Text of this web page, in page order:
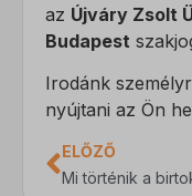
az Újváry Zsolt
Budapest
Irodánk
nyújtani az Ön
ELŐZŐ
_gcl_aw
_gcl_gs
_dd_s
fluentchat_id
perf_*
ph_*_posthog